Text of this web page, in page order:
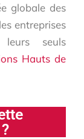
globale des
entreprises
seuls
Hauts de